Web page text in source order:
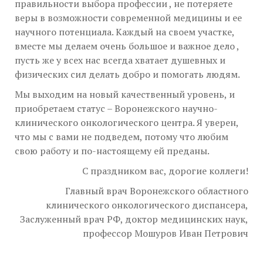
правильности выбора профессии , не потеряете
веры в возможности современной медицины и ее
научного потенциала. Каждый на своем участке,
вместе мы делаем очень большое и важное дело ,
пусть же у всех нас всегда хватает душевных и
физических сил делать добро и помогать людям.
Мы выходим на новый качественный уровень, и
приобретаем статус – Воронежского научно-
клинического онкологического центра. Я уверен,
что мы с вами не подведем, потому что любим
свою работу и по-настоящему ей преданы.
С праздником вас, дорогие коллеги!
Главный врач Воронежского областного
клинического онкологического диспансера,
Заслуженный врач РФ, доктор медицинских наук,
профессор Мошуров Иван Петрович